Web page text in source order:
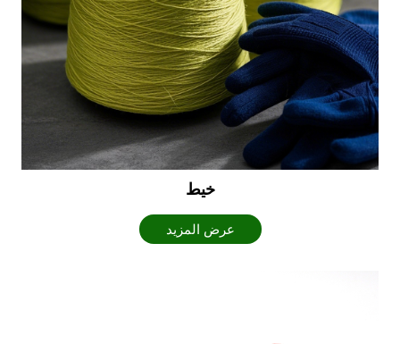
خيط
عرض المزيد